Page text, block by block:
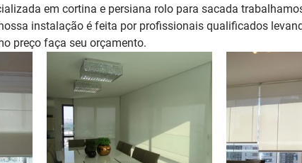
em cortina e persiana rolo para sacada
instalação é feita por profissionais qualificados
preço faça seu orçamento.